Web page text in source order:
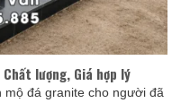
lượng, Giá hợp lý
mộ đá granite cho người đã